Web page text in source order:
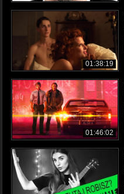
01:38:19
01:46:02